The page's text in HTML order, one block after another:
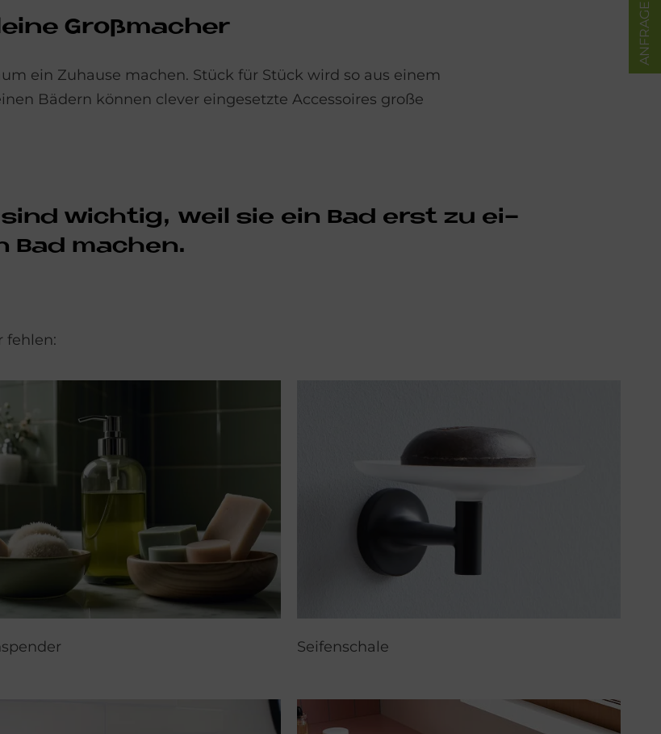
Groß­ma­cher
ein Zuhause machen. Stück für Stück wird so aus einem
Bädern können clever eingesetzte Accessoires große
sind wich­tig, weil sie ein Bad erst zu ei­
Bad ma­chen.
fehlen:
Seifenschale
ANFRAGE